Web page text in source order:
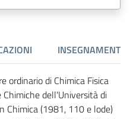
INSEGNAMENTI
ordinario di Chimica Fisica
dell'Università di
Chimica (1981, 110 e lode)